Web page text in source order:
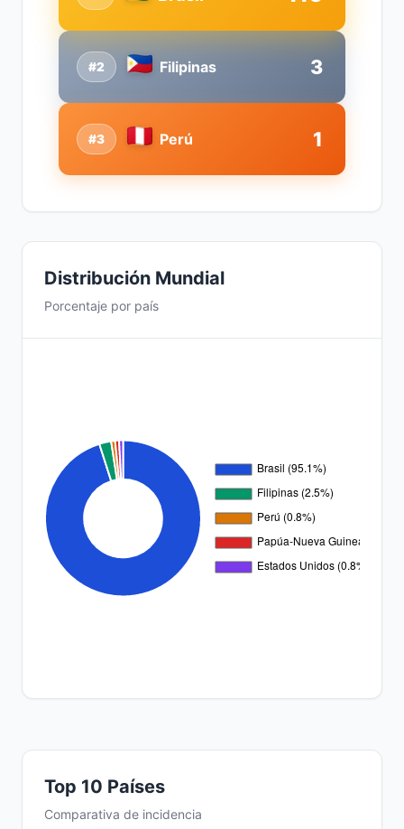
#2 Filipinas 3
#3 Perú 1
Distribución Mundial
Porcentaje por país
Top 10 Países
Comparativa de incidencia